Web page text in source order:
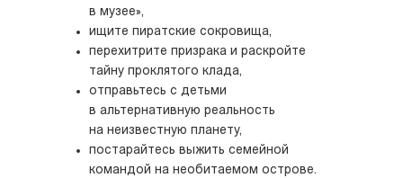
в музее»,
ищите пиратские сокровища,
перехитрите призрака и раскройте
тайну проклятого клада,
отправьтесь с детьми
в альтернативную реальность
на неизвестную планету,
постарайтесь выжить семейной
командой на необитаемом острове.